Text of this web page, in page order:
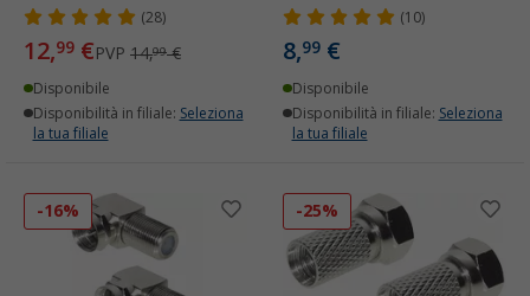
(28)
12,99 €PVP 14,99€
Disponibile
Disponibilità in filiale: Seleziona
la tua filiale
(10)
8,99 €
Disponibile
Disponibilità in filiale: Seleziona
la tua filiale
-16% -25%